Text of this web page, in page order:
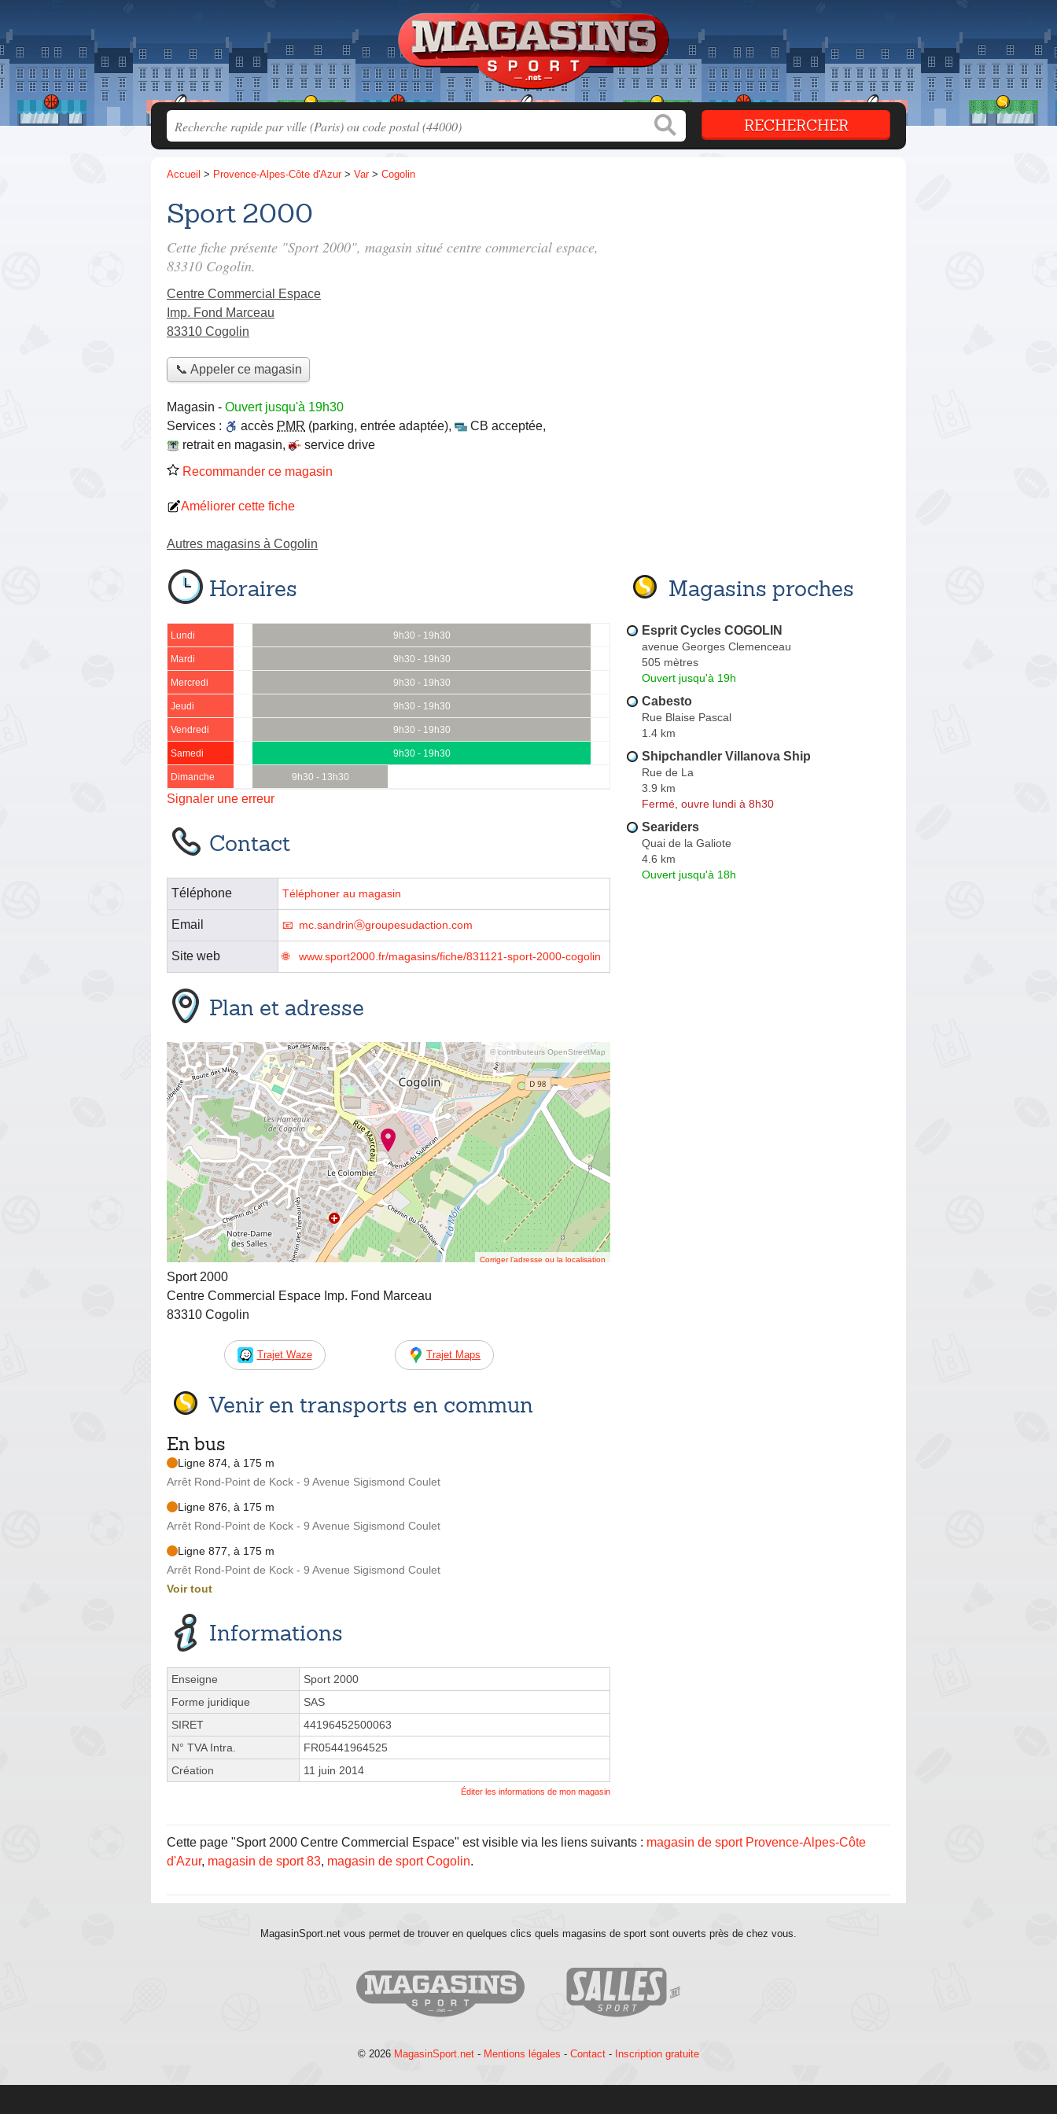
Accueil > Provence-Alpes-Côte d'Azur> Var> Cogolin
Sport 2000
Cette fiche présente "Sport 2000", magasin situé centre commercial espace,
83310 Cogolin.
Centre Commercial Espace
Imp. Fond Marceau
83310 Cogolin
📞 Appeler ce magasin
Magasin - Ouvert jusqu'à 19h30
Services :
accès PMR (parking, entrée adaptée), CB acceptée,
retrait en magasin,
service drive
Recommander ce magasin
Améliorer cette fiche
Autres magasins à Cogolin
Horaires
Lundi 9h30 - 19h30
Mardi 9h30 - 19h30
Mercredi 9h30 - 19h30
Jeudi 9h30 - 19h30
Vendredi 9h30 - 19h30
Samedi 9h30 - 19h30
Dimanche 9h30 - 13h30
Signaler une erreur
Contact
Téléphone Téléphoner au magasin
Email mc.sandrinⓐgroupesudaction.com
Site web www.sport2000.fr/magasins/fiche/831121-sport-2000-cogolin
Plan et adresse
© contributeurs OpenStreetMap
Corriger l’adresse ou la localisation
Sport 2000
Centre Commercial Espace Imp. Fond Marceau
83310 Cogolin
Trajet Waze Trajet Maps
Venir en transports en commun
En bus
Ligne 874, à 175 m
Arrêt Rond-Point de Kock - 9 Avenue Sigismond Coulet
Ligne 876, à 175 m
Arrêt Rond-Point de Kock - 9 Avenue Sigismond Coulet
Ligne 877, à 175 m
Arrêt Rond-Point de Kock - 9 Avenue Sigismond Coulet
Voir tout
Informations
Enseigne
Sport 2000
Forme juridique
SAS
SIRET
44196452500063
N° TVA Intra.
FR05441964525
Création
11 juin 2014
Éditer les informations de mon magasin
Magasins proches
Esprit Cycles COGOLIN
avenue Georges Clemenceau
505 mètres
Ouvert jusqu'à 19h
Cabesto
Rue Blaise Pascal
1.4 km
Shipchandler Villanova Ship
Rue de La
3.9 km
Fermé, ouvre lundi à 8h30
Seariders
Quai de la Galiote
4.6 km
Ouvert jusqu'à 18h
Cette page "Sport 2000 Centre Commercial Espace" est visible via les liens suivants : magasin de sport Provence-Alpes-Côte
d'Azur, magasin de sport 83, magasin de sport Cogolin.
MagasinSport.net vous permet de trouver en quelques clics quels magasins de sport sont ouverts près de chez vous.
© 2026 MagasinSport.net - Mentions légales - Contact - Inscription gratuite